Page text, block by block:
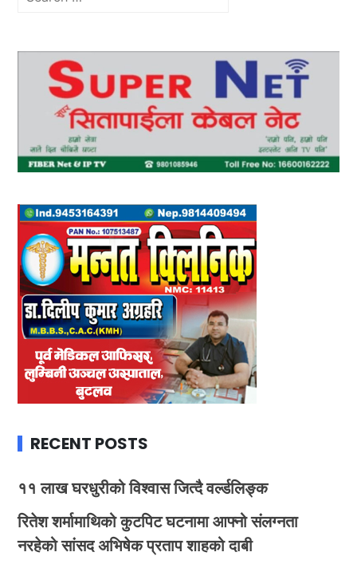
RECENT POSTS
११ लाख घरधुरीको विश्वास जित्दै वर्ल्डलिङ्क
रितेश शर्मामाथिको कुटपिट घटनामा आफ्नो संलग्नता
नरहेको सांसद अभिषेक प्रताप शाहको दाबी